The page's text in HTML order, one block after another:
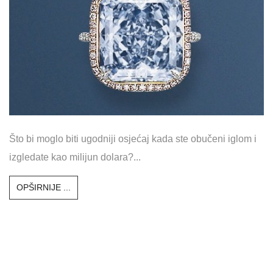
Što bi moglo biti ugodniji osjećaj kada ste obučeni iglom i
izgledate kao milijun dolara?...
OPŠIRNIJE ...